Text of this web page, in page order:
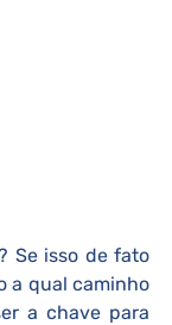
Se isso de fato
a qual caminho
a chave para